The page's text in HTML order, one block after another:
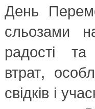
День
сльозами
радості та
втрат,
свідків і